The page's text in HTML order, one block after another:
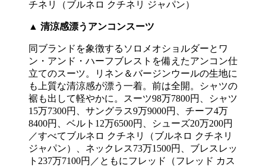
▲ 清涼感漂うアンコンスーツ
同ブランドを象徴するソロメオショルダーとワ
ン・アンド・ハーフブレストを備えたアンコン仕
立てのスーツ。リネン＆バージンウールの生地に
も上質な清涼感が漂う一着。前は全開。シャツの
裾も出して軽やかに。スーツ98万7800円、シャツ
15万7300円、サングラス9万9000円、チーフ4万
8400円、ベルト12万6500円、シューズ20万200円
／すべてブルネロ クチネリ（ブルネロ クチネリ
ジャパン）、ネックレス73万1500円、ブレスレッ
ト237万7100円／ともにフレッド（フレッド カス